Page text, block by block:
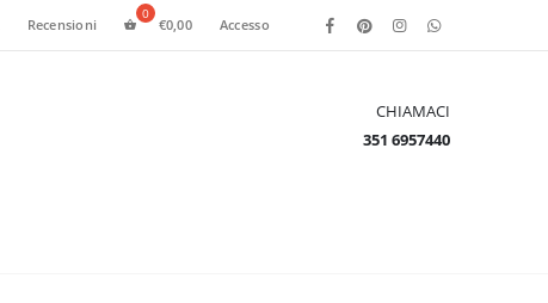
Recensioni €0,00 Accesso
CHIAMACI
351 6957440